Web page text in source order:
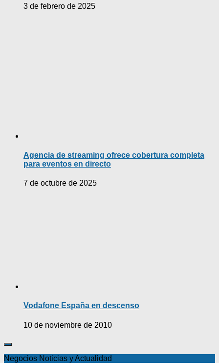
3 de febrero de 2025
Agencia de streaming ofrece cobertura completa
para eventos en directo
7 de octubre de 2025
Vodafone España en descenso
10 de noviembre de 2010
Negocios Noticias y Actualidad